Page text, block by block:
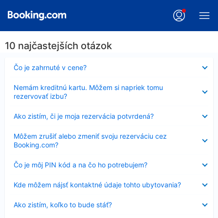
10 najčastejších otázok
Čo je zahrnuté v cene?
Nezobrazuje
sa
Nemám kreditnú kartu. Môžem si napriek tomu
rezervovať izbu?
sa
Ako zistím, či je moja rezervácia potvrdená?
sa
Môžem zrušiť alebo zmeniť svoju rezerváciu cez
Booking.com?
sa
Čo je môj PIN kód a na čo ho potrebujem?
Nezobrazuje
sa
Kde môžem nájsť kontaktné údaje tohto ubytovania?
sa
Ako zistím, koľko to bude stáť?
sa